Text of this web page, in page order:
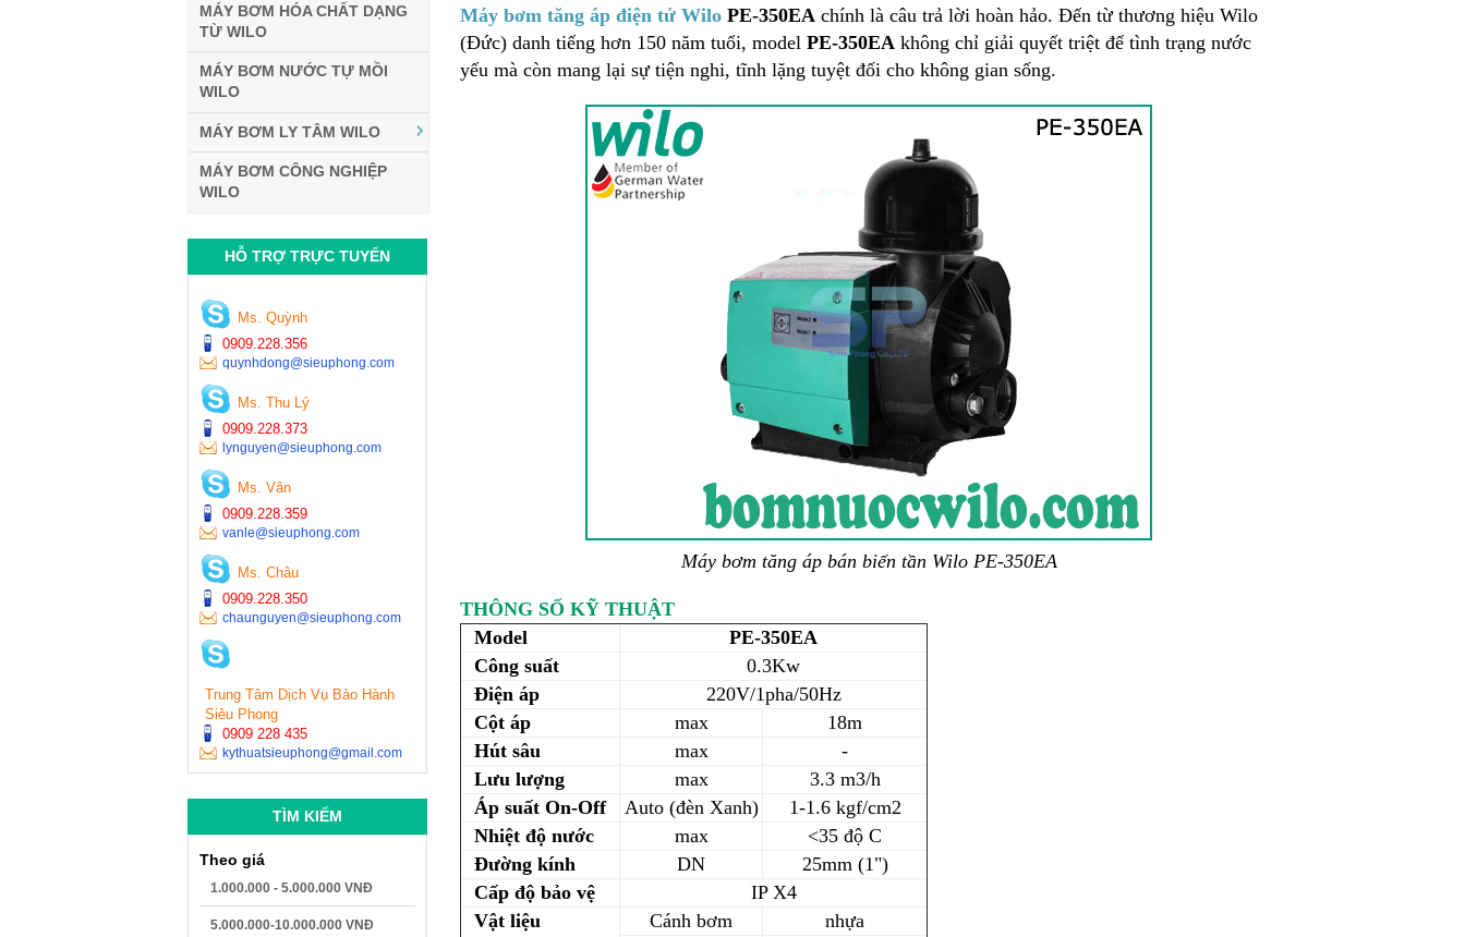
MÁY BƠM HÓA CHẤT DẠNG
TỪ WILO
MÁY BƠM NƯỚC TỰ MỒI
WILO
MÁY BƠM LY TÂM WILO
MÁY BƠM CÔNG NGHIỆP
WILO
HỖ TRỢ TRỰC TUYẾN
Ms. Quỳnh
0909.228.356
quynhdong@sieuphong.com
Ms. Thu Lý
0909.228.373
lynguyen@sieuphong.com
Ms. Vân
0909.228.359
vanle@sieuphong.com
Ms. Châu
0909.228.350
chaunguyen@sieuphong.com
Trung Tâm Dịch Vụ Bảo Hành
Siêu Phong
0909 228 435
kythuatsieuphong@gmail.com
TÌM KIẾM
Theo giá
1.000.000 - 5.000.000 VNĐ
5.000.000-10.000.000 VNĐ
Máy bơm tăng áp điện tử Wilo PE-350EA chính là câu trả lời hoàn hảo. Đến từ thương hiệu Wilo
(Đức) danh tiếng hơn 150 năm tuổi, model PE-350EA không chỉ giải quyết triệt để tình trạng nước
yếu mà còn mang lại sự tiện nghi, tĩnh lặng tuyệt đối cho không gian sống.
Máy bơm tăng áp bán biến tần Wilo PE-350EA
THÔNG SỐ KỸ THUẬT
Model
PE-350EA
Công suất
0.3Kw
Điện áp
220V/1pha/50Hz
Cột áp
max
18m
Hút sâu
max
-
Lưu lượng
max
3.3 m3/h
Áp suất On-Off
Auto (đèn Xanh)
1-1.6 kgf/cm2
Nhiệt độ nước
max
<35 độ C
Đường kính
DN
25mm (1")
Cấp độ bảo vệ
IP X4
Vật liệu
Cánh bơm
nhựa